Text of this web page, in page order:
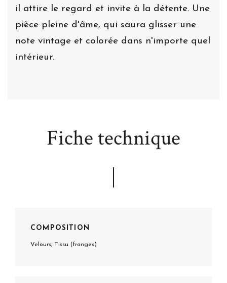
il attire le regard et invite à la détente. Une
pièce pleine d'âme, qui saura glisser une
note vintage et colorée dans n'importe quel
intérieur.
Fiche technique
COMPOSITION
Velours, Tissu (franges)